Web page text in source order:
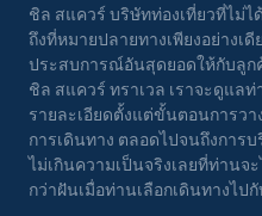
ชิล สแควร์ บริษัทท่องเที่ยวที่ไม่ไ
ถึงที่หมายปลายทางเพียงอย่างเ
ประสบการณ์อันสุดยอดให้กับลูก
ชิล สแควร์ ทราเวล เราจะดูแล
รายละเอียดตั้งแต่ขั้นตอนการว
การเดินทาง ตลอดไปจนถึงการ
ไม่เกินความเป็นจริงเลยที่ท่าน
กว่าฝันเมื่อท่านเลือกเดินทางไป